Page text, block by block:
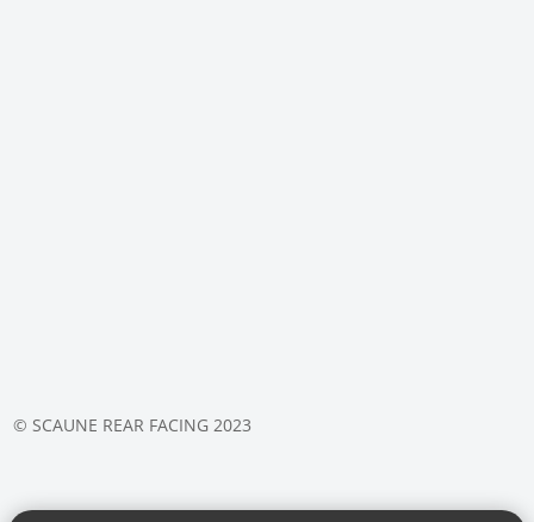
© SCAUNE REAR FACING 2023